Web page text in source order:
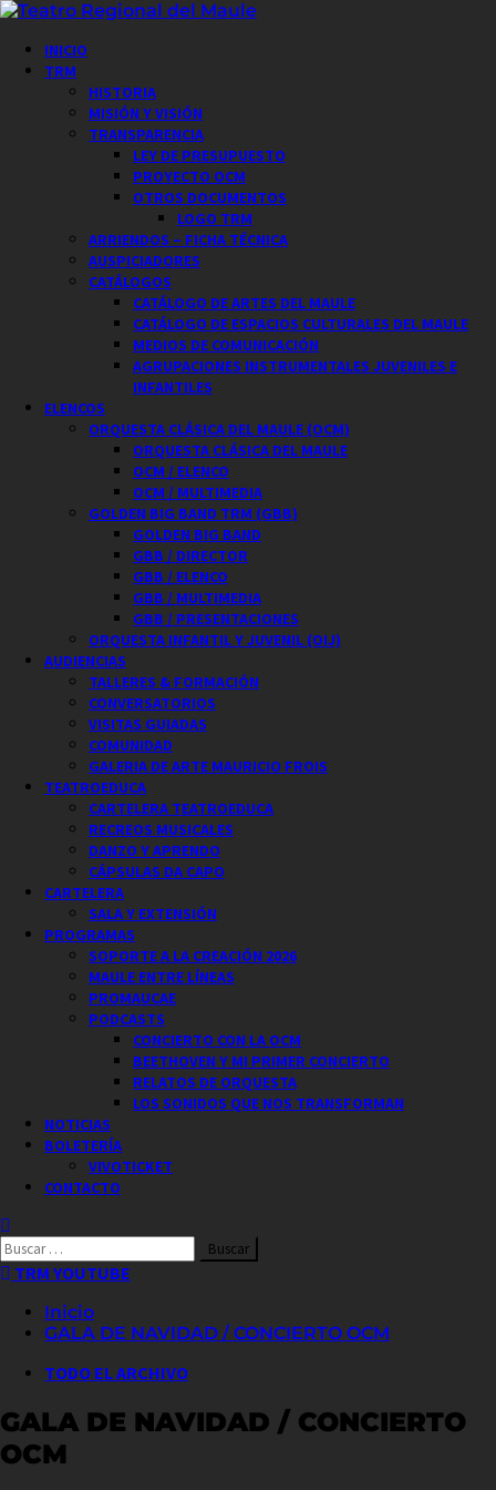
Saltar
contenido
Menú
principal
INICIO
TRM
HISTORIA
MISIÓN Y VISIÓN
TRANSPARENCIA
LEY DE PRESUPUESTO
PROYECTO OCM
OTROS DOCUMENTOS
LOGO TRM
ARRIENDOS – FICHA TÉCNICA
AUSPICIADORES
CATÁLOGOS
CATÁLOGO DE ARTES DEL MAULE
CATÁLOGO DE ESPACIOS CULTURALES DEL MAULE
MEDIOS DE COMUNICACIÓN
AGRUPACIONES INSTRUMENTALES JUVENILES E
INFANTILES
ELENCOS
ORQUESTA CLÁSICA DEL MAULE (OCM)
ORQUESTA CLÁSICA DEL MAULE
OCM / ELENCO
OCM / MULTIMEDIA
GOLDEN BIG BAND TRM (GBB)
GOLDEN BIG BAND
GBB / DIRECTOR
GBB / ELENCO
GBB / MULTIMEDIA
GBB / PRESENTACIONES
ORQUESTA INFANTIL Y JUVENIL (OIJ)
AUDIENCIAS
TALLERES & FORMACIÓN
CONVERSATORIOS
VISITAS GUIADAS
COMUNIDAD
GALERIA DE ARTE MAURICIO FROIS
TEATROEDUCA
CARTELERA TEATROEDUCA
RECREOS MUSICALES
DANZO Y APRENDO
CÁPSULAS DA CAPO
CARTELERA
SALA Y EXTENSIÓN
PROGRAMAS
SOPORTE A LA CREACIÓN 2026
MAULE ENTRE LÍNEAS
PROMAUCAE
PODCASTS
CONCIERTO CON LA OCM
BEETHOVEN Y MI PRIMER CONCIERTO
RELATOS DE ORQUESTA
LOS SONIDOS QUE NOS TRANSFORMAN
NOTICIAS
BOLETERÍA
VIVOTICKET
CONTACTO
Buscar
por:TRM YOUTUBE
Inicio
GALA DE NAVIDAD / CONCIERTO OCM
TODO EL ARCHIVO
GALA DE NAVIDAD / CONCIERTO
OCM